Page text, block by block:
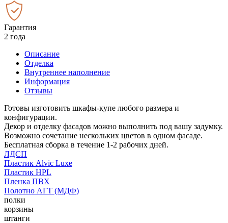
Гарантия
2 года
Описание
Отделка
Внутреннее наполнение
Информация
Отзывы
Готовы изготовить шкафы-купе любого размера и
конфигурации.
Декор и отделку фасадов можно выполнить под вашу задумку.
Возможно сочетание нескольких цветов в одном фасаде.
Бесплатная сборка в течение 1-2 рабочих дней.
ЛДСП
Пластик Alvic Luxe
Пластик HPL
Пленка ПВХ
Полотно АГТ (МДФ)
полки
корзины
штанги